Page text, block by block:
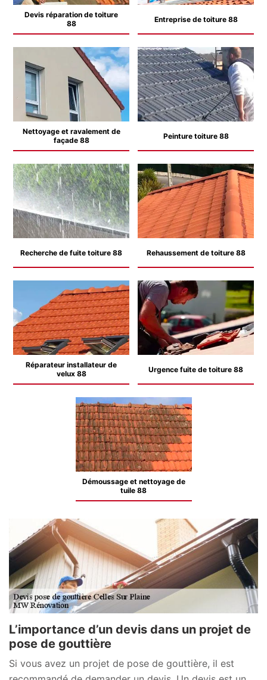
Devis réparation de toiture
88
Entreprise de toiture 88
Nettoyage et ravalement de
façade 88
Peinture toiture 88
Recherche de fuite toiture 88 Rehaussement de toiture 88
Réparateur installateur de
velux 88
Urgence fuite de toiture 88
Démoussage et nettoyage de
tuile 88
L’importance d’un devis dans un projet de
pose de gouttière
Si vous avez un projet de pose de gouttière, il est